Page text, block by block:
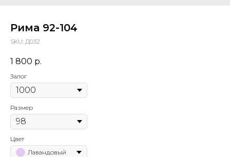
Рима 92-104
SKU: Д032
1 800 р.
Залог
Размер
Цвет
Лавандовый